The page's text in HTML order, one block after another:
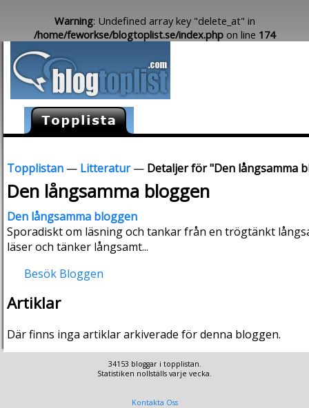
Warning: Undefined array key "delete_at" in
/home/feworkse/blogtoplist.se/index.php on line 174
Topplistan — Litteratur— Detaljer för "Den långsamma
Den långsamma bloggen
Den långsamma bloggen
Sporadiskt om läsning och tankar från en trögtänkt
läser och tänker långsamt...
Besök Bloggen
Artiklar
Där finns inga artiklar arkiverade för denna bloggen.
34153 bloggar i topplistan.
Statistiken nollställs varje vecka.
Kontakta Oss